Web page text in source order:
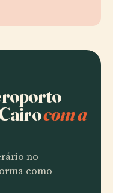
com a
no
como